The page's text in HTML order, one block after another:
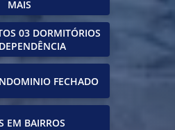
MAIS
03 DORMITÓRIOS
FECHADO
EM BAIRROS